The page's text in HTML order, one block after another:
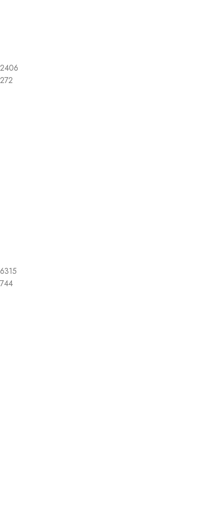
2406
272
6315
744